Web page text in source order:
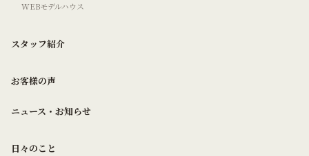
WEBモデルハウス
スタッフ紹介
お客様の声
ニュース・お知らせ
日々のこと